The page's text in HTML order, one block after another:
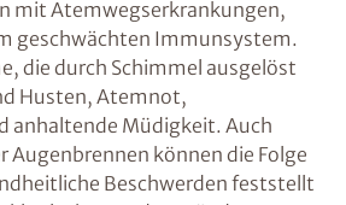
mit Atemwegserkrankungen,
geschwächten Immunsystem.
die durch Schimmel ausgelöst
Husten, Atemnot,
anhaltende Müdigkeit. Auch
Augenbrennen können die Folge
Beschwerden feststellt